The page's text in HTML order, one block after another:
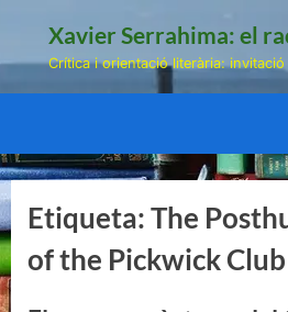
Xavier Serrahima: el
Crítica i orientació literària: invitació
Etiqueta:The
of the Pickwick Club